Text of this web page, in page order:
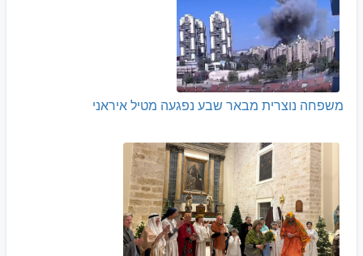
משפחה נוצרית מבאר שבע נפגעה מטיל איראני